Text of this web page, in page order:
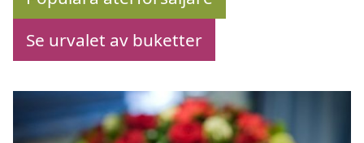
Se urvalet av buketter